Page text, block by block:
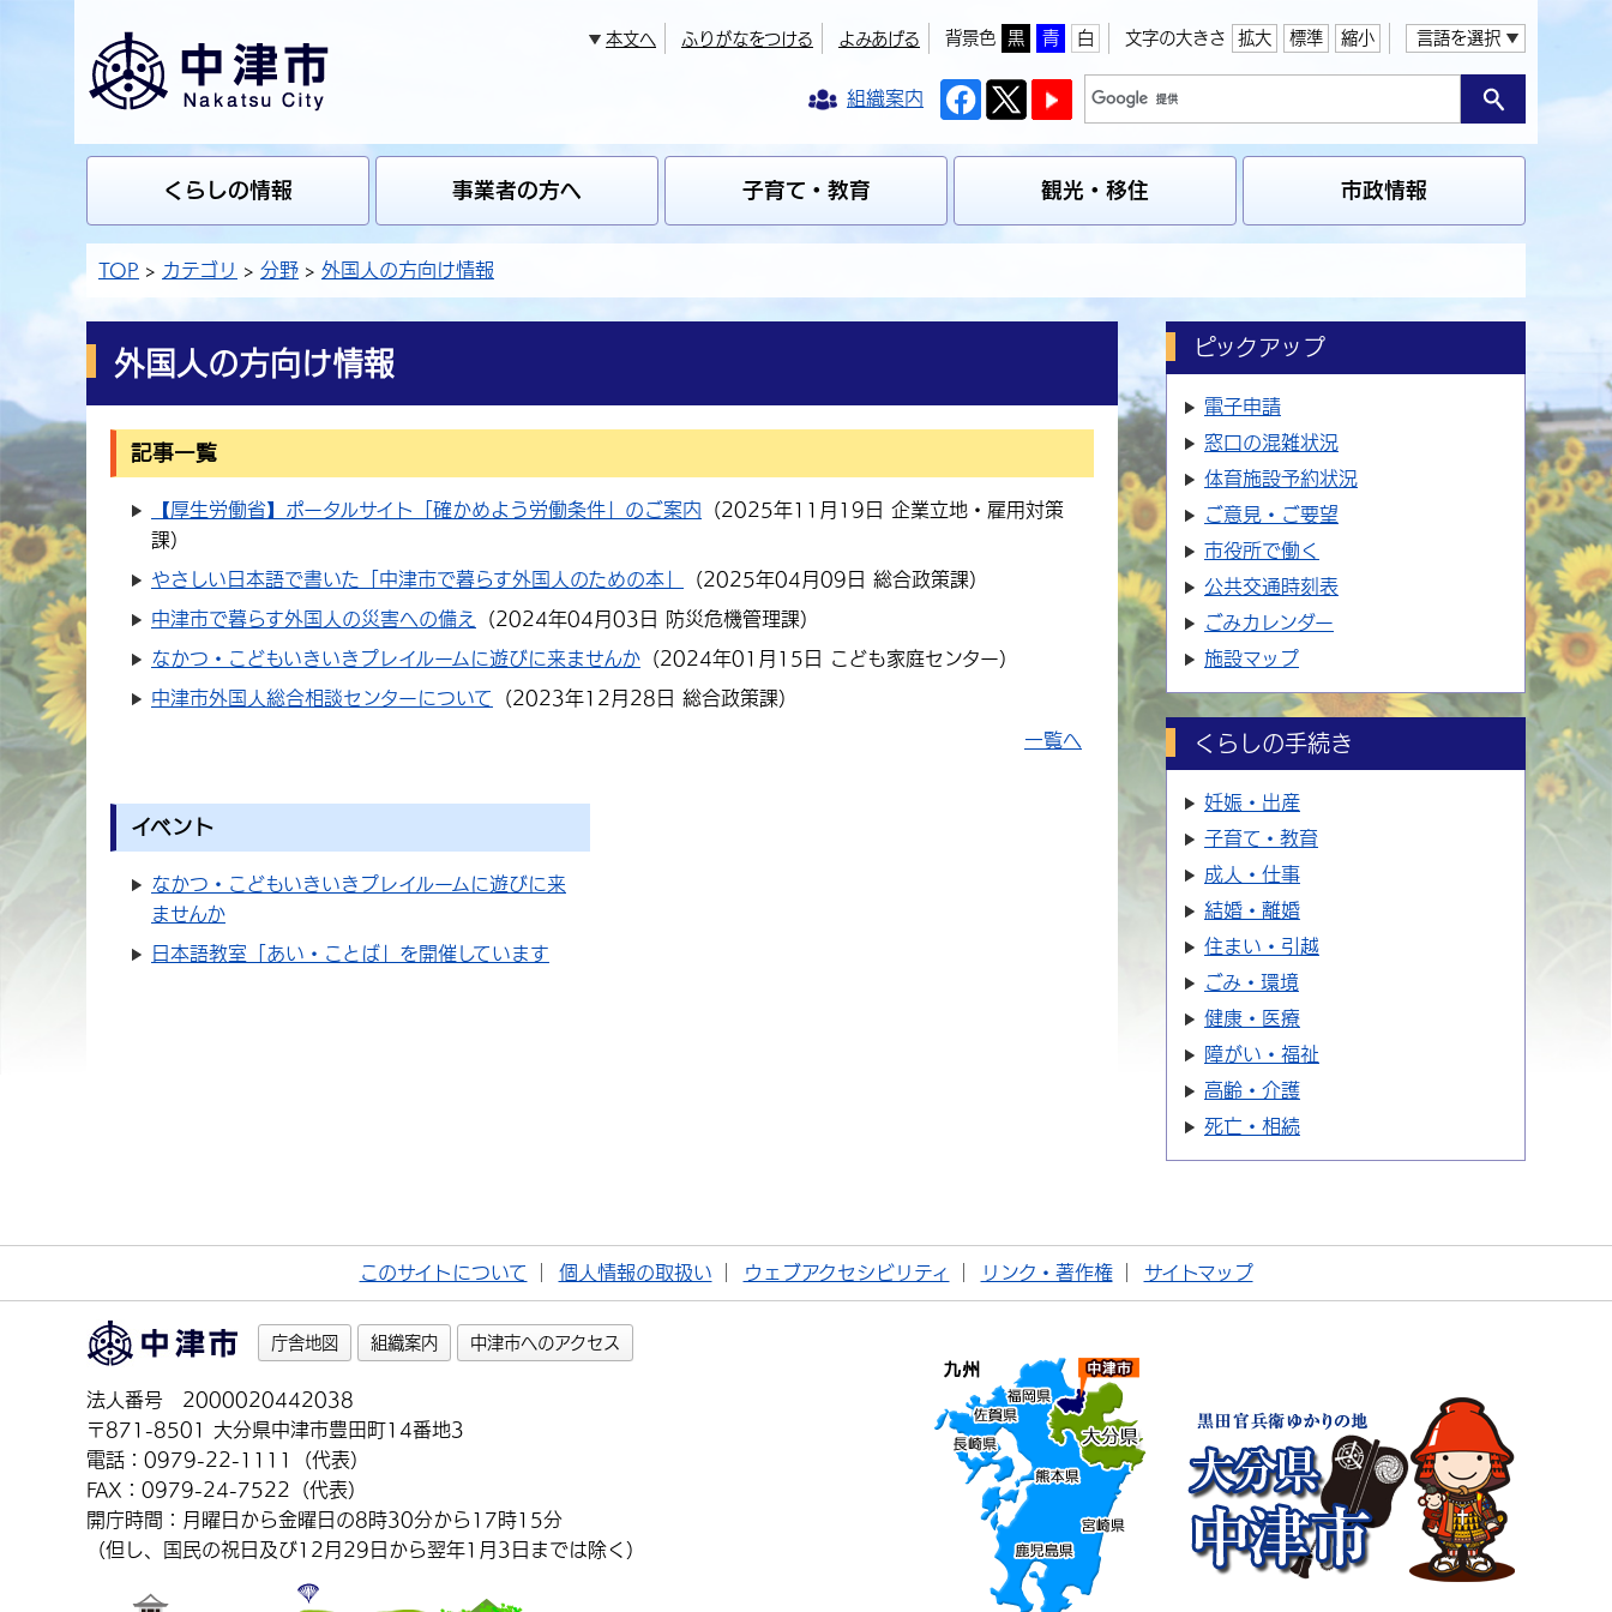
本文へ ふりがなをつける よみあげる 背景色 黒 青 白 文字の大きさ 拡大 標準 縮小 言語を選択
組織案内
くらしの情報 事業者の方へ 子育て・教育 観光・移住 市政情報
TOP カテゴリ 分野 外国人の方向け情報
外国人の方向け情報
記事一覧
【厚生労働省】ポータルサイト「確かめよう労働条件」のご案内 （2025年11月19日 企業立地・雇用対策
課）
やさしい日本語で書いた「中津市で暮らす外国人のための本」 （2025年04月09日 総合政策課）
中津市で暮らす外国人の災害への備え （2024年04月03日 防災危機管理課）
なかつ・こどもいきいきプレイルームに遊びに来ませんか （2024年01月15日 こども家庭センター）
中津市外国人総合相談センターについて （2023年12月28日 総合政策課）
一覧へ
イベント
なかつ・こどもいきいきプレイルームに遊びに来
ませんか
日本語教室「あい・ことば」を開催しています
ピックアップ
電子申請
窓口の混雑状況
体育施設予約状況
ご意見・ご要望
市役所で働く
公共交通時刻表
ごみカレンダー
施設マップ
くらしの手続き
妊娠・出産
子育て・教育
成人・仕事
結婚・離婚
住まい・引越
ごみ・環境
健康・医療
障がい・福祉
高齢・介護
死亡・相続
このサイトについて 個人情報の取扱い ウェブアクセシビリティ リンク・著作権 サイトマップ
庁舎地図 組織案内 中津市へのアクセス
法人番号 2000020442038
〒871-8501 大分県中津市豊田町14番地3
電話：0979-22-1111（代表）
FAX：0979-24-7522（代表）
開庁時間：月曜日から金曜日の8時30分から17時15分
（但し、国民の祝日及び12月29日から翌年1月3日までは除く）